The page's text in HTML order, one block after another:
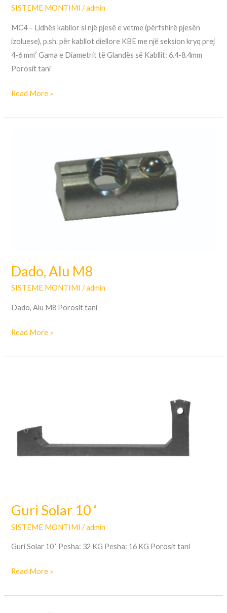
SISTEME MONTIMI /admin
MC4 – Lidhës kabllor si një pjesë e vetme (përfshirë pjesën
izoluese), p.sh. për kabllot diellore KBE me një seksion kryq prej
4-6 mm² Gama e Diametrit të Glandës së Kabllit: 6.4-8.4mm
Porosit tani
Read More »
Dado, Alu M8
SISTEME MONTIMI /admin
Dado, Alu M8 Porosit tani
Read More »
Guri Solar 10 ‘
SISTEME MONTIMI /admin
Guri Solar 10 ‘ Pesha: 32 KG Pesha: 16 KG Porosit tani
Read More »